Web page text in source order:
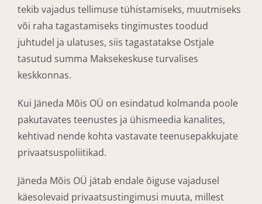
tekib vajadus tellimuse tühistamiseks, muutmiseks
või raha tagastamiseks tingimustes toodud
juhtudel ja ulatuses, siis tagastatakse Ostjale
tasutud summa Maksekeskuse turvalises
keskkonnas.
Kui Jäneda Mõis OÜ on esindatud kolmanda poole
pakutavates teenustes ja ühismeedia kanalites,
kehtivad nende kohta vastavate teenusepakkujate
privaatsuspoliitikad.
Jäneda Mõis OÜ jätab endale õiguse vajadusel
käesolevaid privaatsustingimusi muuta, millest